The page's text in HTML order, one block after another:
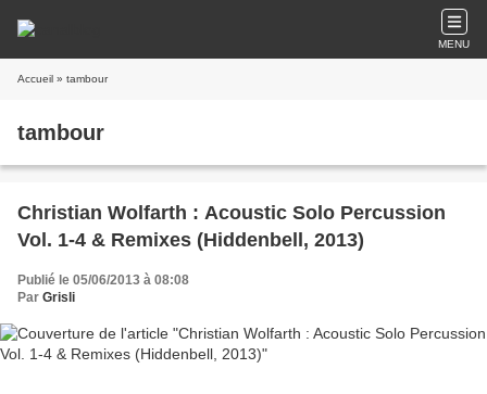
MENU
Accueil » tambour
tambour
Christian Wolfarth : Acoustic Solo Percussion
Vol. 1-4 & Remixes (Hiddenbell, 2013)
Publié le 05/06/2013 à 08:08
Par Grisli